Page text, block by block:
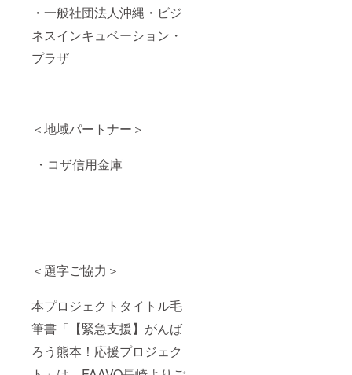
・一般社団法人沖縄・ビジ
ネスインキュベーション・
プラザ
＜地域パートナー＞
・コザ信用金庫
＜題字ご協力＞
本プロジェクトタイトル毛
筆書「【緊急支援】がんば
ろう熊本！応援プロジェク